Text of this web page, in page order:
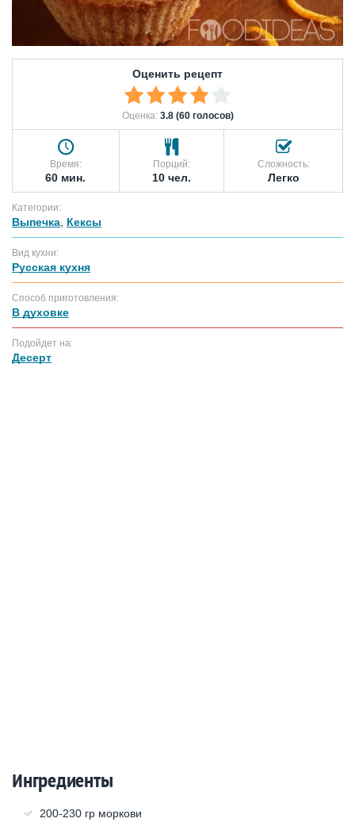
Оценить рецепт
Оценка: 3.8 (60 голосов)
Время:
60 мин.
Порций:
10 чел.
Сложность:
Легко
Категории:
Выпечка Кексы
Вид кухни:
Русская кухня
Способ приготовления:
В духовке
Подойдет на:
Десерт
Ингредиенты
200-230 гр моркови